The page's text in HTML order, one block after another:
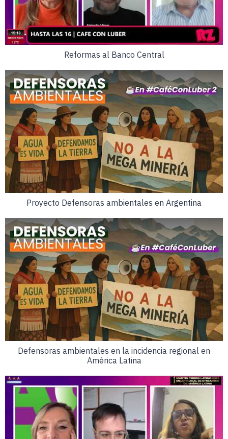
Reformas al Banco Central
Proyecto Defensoras ambientales en Argentina
Defensoras ambientales en la incidencia regional en
América Latina